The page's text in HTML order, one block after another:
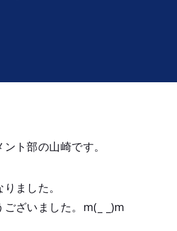
ト部の山崎です。
ました。
ざいました。m(_ _)m